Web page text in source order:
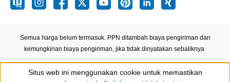
Semua harga belum termasuk. PPN ditambah biaya pengiriman dan
kemungkinan biaya pengiriman, jika tidak dinyatakan sebaliknya.
Situs web ini menggunakan cookie untuk memastikan